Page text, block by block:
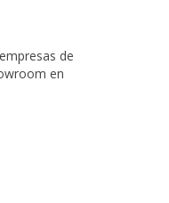
de
en